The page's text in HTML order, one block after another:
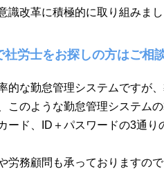
識改革に積極的に取り組みまし
社労士をお探しの方はご相
的な勤怠管理システムですが
このような勤怠管理システム
ード、ID＋パスワードの3通
労務顧問も承っておりますの